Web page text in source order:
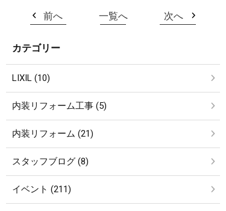
前へ 一覧へ 次へ
カテゴリー
LIXIL (10)
内装リフォーム工事 (5)
内装リフォーム (21)
スタッフブログ (8)
イベント (211)